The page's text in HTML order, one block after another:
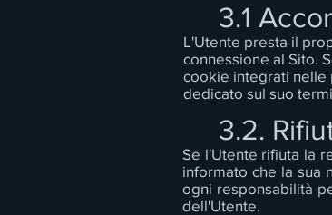
3.1
L'Utente presta il
connessione al Sito.
cookie integrati nelle
dedicato sul suo
3.2.
Se l'Utente rifiuta la
informato che la sua
ogni responsabilità
dell'Utente.